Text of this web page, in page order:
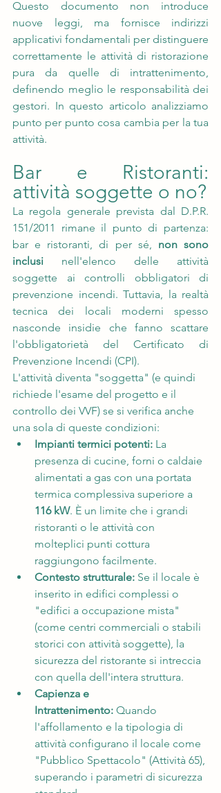
Questo documento non introduce
nuove leggi, ma fornisce indirizzi
applicativi fondamentali per distinguere
correttamente le attività di ristorazione
pura da quelle di intrattenimento,
definendo meglio le responsabilità dei
gestori. In questo articolo analizziamo
punto per punto cosa cambia per la tua
attività.
Bar e Ristoranti:
La regola generale prevista dal D.P.R.
151/2011 rimane il punto di partenza:
bar e ristoranti, di per sé, non sono
inclusi nell'elenco delle attività
soggette ai controlli obbligatori di
prevenzione incendi. Tuttavia, la realtà
tecnica dei locali moderni spesso
nasconde insidie che fanno scattare
l'obbligatorietà del Certificato di
Prevenzione Incendi (CPI).
L'attività diventa "soggetta" (e quindi
richiede l'esame del progetto e il
controllo dei VVF) se si verifica anche
una sola di queste condizioni:
Impianti termici potenti: La
presenza di cucine, forni o caldaie
alimentati a gas con una portata
termica complessiva superiore a
116 kW. È un limite che i grandi
ristoranti o le attività con
molteplici punti cottura
raggiungono facilmente.
Contesto strutturale: Se il locale è
inserito in edifici complessi o
"edifici a occupazione mista"
(come centri commerciali o stabili
storici con attività soggette), la
sicurezza del ristorante si intreccia
con quella dell'intera struttura.
Capienza e
Intrattenimento: Quando
l'affollamento e la tipologia di
attività configurano il locale come
"Pubblico Spettacolo" (Attività 65),
superando i parametri di sicurezza